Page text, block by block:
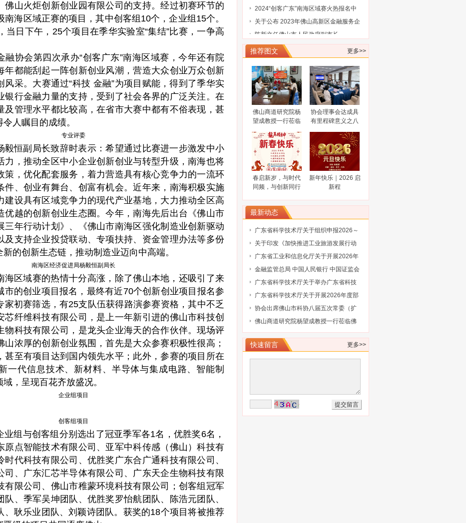
佛山火炬创新创业园有限公司的支持。经过初赛环节的
海区域正赛的项目，其中创客组10个，企业组15个。
当日下午，25个项目在季华实验室“集结”比赛，一争高
融协会第四次承办“创客广东”南海区域赛，今年还有院
年都能刮起一阵创新创业风潮，营造大众创业万众创新
风采。大赛通过“科技 金融”为项目赋能，得到了季华实
银行金融力量的支持，受到了社会各界的广泛关注。在
及管理水平都比较高，在省市大赛中都有不俗表现，甚
人瞩目的成绩。
专业评委
毅恒副局长致辞时表示：希望通过比赛进一步激发中小
力，推动全区中小企业创新创业与转型升级，南海也将
策，优化配套服务，着力营造具有核心竞争力的一流环
件、创业有舞台、创富有机会。近年来，南海积极实施
建设具有区域竞争力的现代产业基地，大力推动全区高
优越的创新创业生态圈。今年，南海先后出台《佛山市
三年行动计划》、《佛山市南海区强化制造业创新驱动
及支持企业投贷联动、专项扶持、资金管理办法等多份
的创新生态链，推动制造业迈向中高端。
南海区经济促进局杨毅恒副局长
海区域赛的热情十分高涨，除了佛山本地，还吸引了来
市的创业项目报名，最终有近70个创新创业项目报名参
家初赛筛选，有25支队伍获得路演参赛资格，其中不乏
芯纤维科技有限公司，是上一年新引进的佛山市科技创
物科技有限公司，是龙头企业海天的合作伙伴。现场评
浓厚的创新创业氛围，首先是大众参赛积极性很高；
甚至有项目达到国内领先水平；此外，参赛的项目所在
一代信息技术、新材料、半导体与集成电路、智能制
，呈现百花齐放盛况。
企业组项目
创客组项目
业组与创客组分别选出了冠亚季军各1名，优胜奖6名，
原点智能技术有限公司、亚军中科传感（佛山）科技有
时代科技有限公司、优胜奖广东合广通科技有限公司、
司、广东汇芯半导体有限公司、广东天企生物科技有限
有限公司、佛山市稚蒙环境科技有限公司；创客组冠军
、季军吴坤团队、优胜奖罗怡航团队、陈浩元团队、
、耿乐业团队、刘颖诗团队。获奖的18个项目将被推荐
谋而后动，打非“一击必中”
关于协会队伍建设的通知（工行）
关于协会队伍建设的通知（奥博信息）
广东省科学技术厅关于征集2025浦江创
新论坛—全球技术转移大会参展项目
广东省科学技术厅关于组织参加2025中
国国际大数据产业博览会的通知
广东省工业和信息化厅关于广东民营企
业家智库成员（第三批）名单的通告
工业和信息化部办公厅关于开展2024年
工业废水循环利用典型案例征集工作的
通知
2024“创客广东”南海区域赛火热报名中
关于公布 2023年佛山高新区金融服务企
业大赛评选结果的通知
陈新文任佛山市人民政府副市长
谋而后动，打非“一击必中”
关于协会队伍建设的通知（工行）
更多>>
推荐图文
佛山商道研究院杨
望成教授一行莅临
会调研指导
协会理事会达成具
有里程碑意义之八
春启新岁，与时代
同频，与创新同行
新年快乐｜2026 启
新程
最新动态
广东省科学技术厅关于组织申报2026～
2027年度省重点领域研发计划“智能机器
人”专项项目的通知
关于印发《加快推进工业旅游发展行动
计划（2026-2030年）》的通知
广东省工业和信息化厅关于开展2026年
省级企业技术中心（第25批）认定的通
知
金融监管总局 中国人民银行 中国证监会
财政部关于健全金融机构治理的实施意
见
广东省科学技术厅关于举办广东省科技
保险后奖补管理办法及2027年广东省科
技与金融结合专项申报指南政策解读培
训会的通知
广东省科学技术厅关于开展2026年度部
级科技型企业孵化器推荐工作的通知
协会出席佛山市科协八届五次常委（扩
大）会议
佛山商道研究院杨望成教授一行莅临佛
山市科技金融协会调研指导
更多>>
快速留言